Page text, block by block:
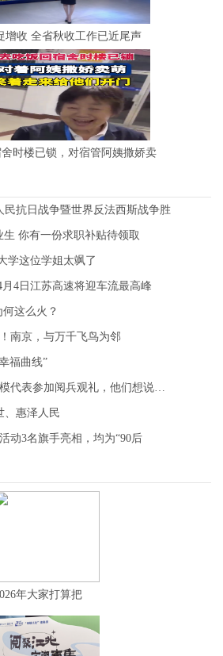
增收 全省秋收工作已近尾声
时楼已锁，对宿管阿姨撒娇卖
民抗日战争暨世界反法西斯战争胜
生 你有一份求职补贴待领取
学这位学姐太飒了
4日江苏高速将迎车流最高峰
这么火？
南京，与万千飞鸟为邻
福曲线”
代表参加阅兵观礼，他们想说…
、惠泽人民
动3名旗手亮相，均为“90后
年大家打算把